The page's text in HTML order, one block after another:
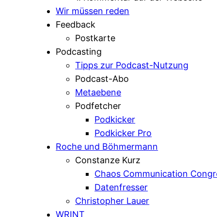
Wir müssen reden
Feedback
Postkarte
Podcasting
Tipps zur Podcast-Nutzung
Podcast-Abo
Metaebene
Podfetcher
Podkicker
Podkicker Pro
Roche und Böhmermann
Constanze Kurz
Chaos Communication
Datenfresser
Christopher Lauer
WRINT